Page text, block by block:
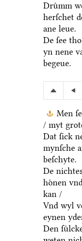
Druͤmm
herſchet
ane leue.
De ſee
yn nene
begeue.
Men
/ myt
Dat ſick
mynſche
beſchyte.
De
hoͤnen
kan /
Vnd wyl
eynen
Den